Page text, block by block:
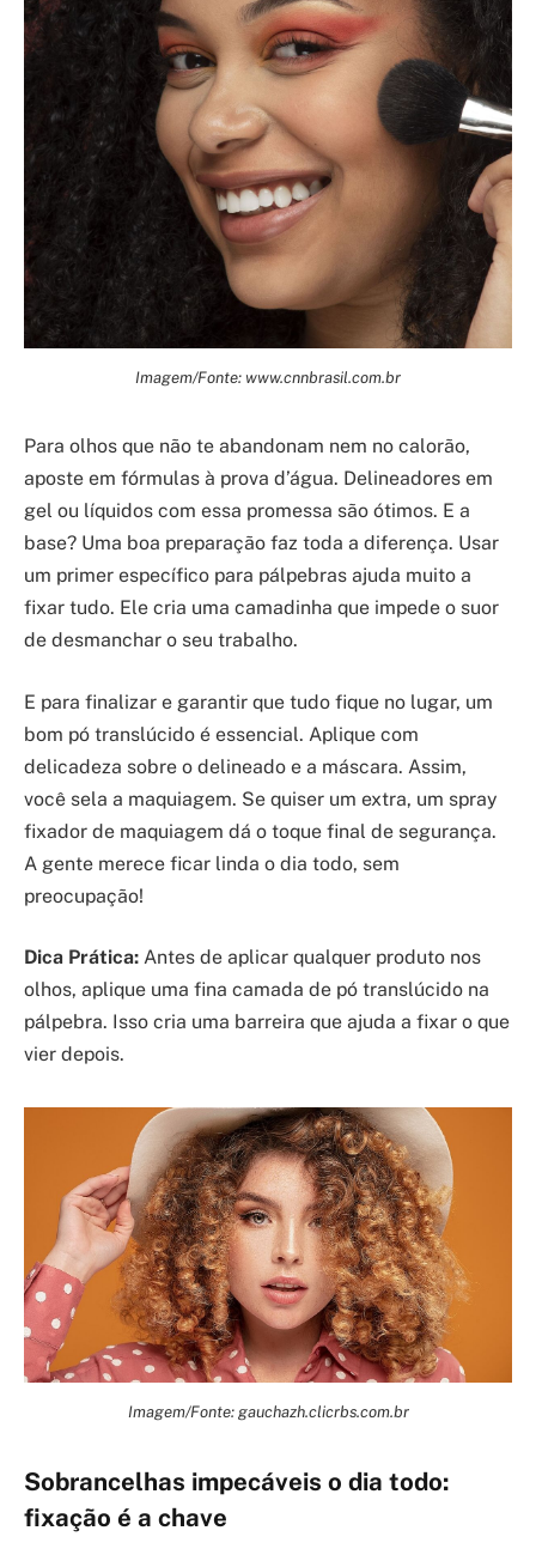
Imagem/Fonte: www.cnnbrasil.com.br
Para olhos que não te abandonam nem no calorão,
aposte em fórmulas à prova d’água. Delineadores em
gel ou líquidos com essa promessa são ótimos. E a
base? Uma boa preparação faz toda a diferença. Usar
um primer específico para pálpebras ajuda muito a
fixar tudo. Ele cria uma camadinha que impede o suor
de desmanchar o seu trabalho.
E para finalizar e garantir que tudo fique no lugar, um
bom pó translúcido é essencial. Aplique com
delicadeza sobre o delineado e a máscara. Assim,
você sela a maquiagem. Se quiser um extra, um spray
fixador de maquiagem dá o toque final de segurança.
A gente merece ficar linda o dia todo, sem
preocupação!
Dica Prática: Antes de aplicar qualquer produto nos
olhos, aplique uma fina camada de pó translúcido na
pálpebra. Isso cria uma barreira que ajuda a fixar o que
vier depois.
Imagem/Fonte: gauchazh.clicrbs.com.br
Sobrancelhas impecáveis o dia todo:
fixação é a chave